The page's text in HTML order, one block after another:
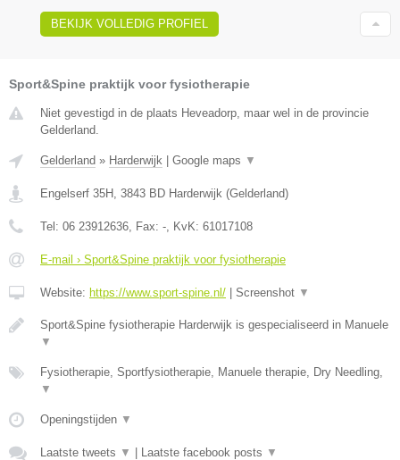
BEKIJK VOLLEDIG PROFIEL
Sport&Spine praktijk voor fysiotherapie
Niet gevestigd in de plaats Heveadorp, maar wel in de provincie
Gelderland.
Gelderland » Harderwijk | Google maps ▼
Engelserf 35H 3843 BD Harderwijk (Gelderland)
Tel: 06 23912636 , Fax: - , KvK: 61017108
E-mail › Sport&Spine praktijk voor fysiotherapie
Website: https://www.sport-spine.nl/ | Screenshot ▼
Sport&Spine fysiotherapie Harderwijk is gespecialiseerd in Manuele
▼
Fysiotherapie, Sportfysiotherapie, Manuele therapie, Dry Needling,
▼
Openingstijden ▼
Laatste tweets ▼ | Laatste facebook posts ▼